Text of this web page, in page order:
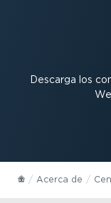
Descarga los
Acerca de